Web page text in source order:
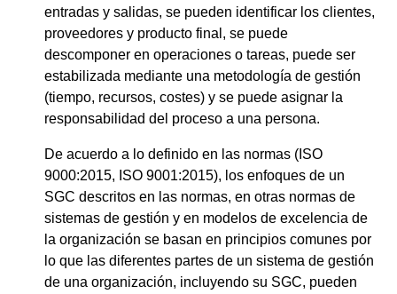
entradas y salidas, se pueden identificar los clientes,
proveedores y producto final, se puede
descomponer en operaciones o tareas, puede ser
estabilizada mediante una metodología de gestión
(tiempo, recursos, costes) y se puede asignar la
responsabilidad del proceso a una persona.
De acuerdo a lo definido en las normas (ISO
9000:2015, ISO 9001:2015), los enfoques de un
SGC descritos en las normas, en otras normas de
sistemas de gestión y en modelos de excelencia de
la organización se basan en principios comunes por
lo que las diferentes partes de un sistema de gestión
de una organización, incluyendo su SGC, pueden